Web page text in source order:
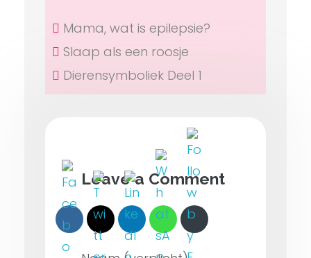
Mama, wat is epilepsie?
Slaap als een roosje
Dierensymboliek Deel 1
Dit blog delen met je netwerk?
Graag!Leave a Comment